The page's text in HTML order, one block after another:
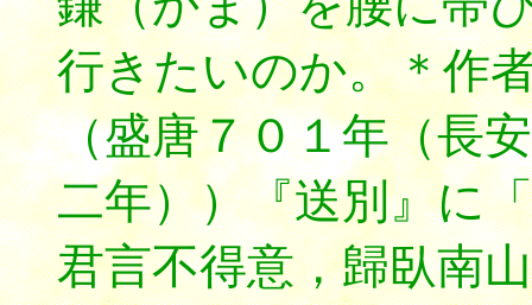
行きたいのか。＊作
（盛唐７０１年（長
二年））『送別』に
君言不得意，歸臥南